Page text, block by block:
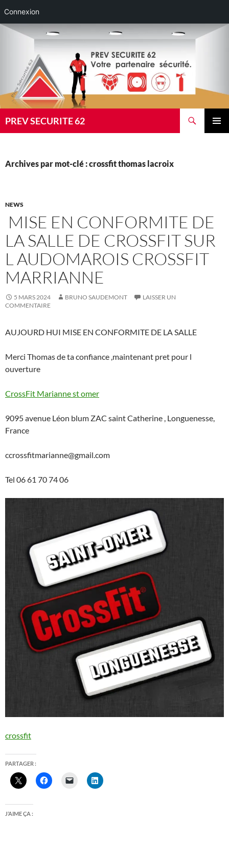
Connexion
Aller
PREV SECURITE 62
Archives par mot-clé : crossfit thomas lacroix
NEWS
MISE EN CONFORMITE DE
LA SALLE DE CROSSFIT SUR
L AUDOMAROIS CROSSFIT
MARRIANNE
5 MARS 2024 BRUNO SAUDEMONT
LAISSER UN
COMMENTAIRE
AUJOURD HUI MISE EN CONFORMITE DE LA SALLE
Merci Thomas de ta confiance ,maintenant pret pour l
ouverture
CrossFit Marianne st omer
9095 avenue Léon blum ZAC saint Catherine , Longuenesse,
France
ccrossfitmarianne@gmail.com
Tel 06 61 70 74 06
crossfit
PARTAGER :
J’AIME ÇA :